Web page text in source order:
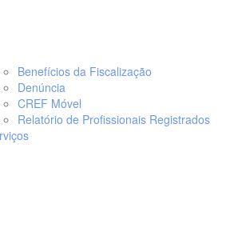
Benefícios da Fiscalização
Denúncia
CREF Móvel
Relatório de Profissionais Registrados